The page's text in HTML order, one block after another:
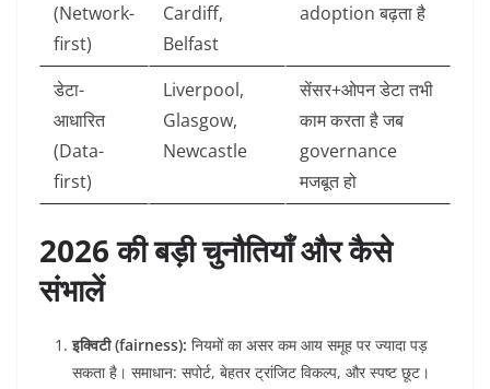
(Network-
first)
Cardiff,
Belfast
adoption बढ़ता है
डेटा-
आधारित
(Data-
first)
Liverpool,
Glasgow,
Newcastle
सेंसर+ओपन डेटा तभी
काम करता है जब
governance
मजबूत हो
2026 की बड़ी चुनौतियाँ और कैसे
संभालें
इक्विटी (fairness): नियमों का असर कम आय समूह पर ज्यादा पड़
सकता है। समाधान: सपोर्ट, बेहतर ट्रांजिट विकल्प, और स्पष्ट छूट।